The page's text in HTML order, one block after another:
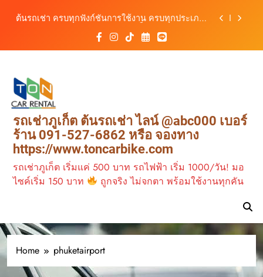
ต้นรถเช่า ครบทุกฟังก์ชันการใช้งาน ครบทุกประเภท
เช่ารถไฟฟ้าร้านต้นรถเช่า ทางเลือกใหม่ของการ
เที่ยวภูเก็ต ขับเงียบ ประหยัด และทันสมัย
เดินทางสะดวกทุกเส้นทาง
เช่ารถมอเตอร์ไซค์ภูเก็ต กับต้นรถเช่า เดินทาง
สะดวก ราคาประหยัด เริ่มต้นเพียง 150 บาท/วัน
ต้นรถเช่า ครบทุกฟังก์ชันการใช้งาน ครบทุกประเภท
รถ ตอบโจทย์ทุกการเดินทางในภูเก็ต
เช่ารถไฟฟ้าร้านต้นรถเช่า ทางเลือกใหม่ของการ
เที่ยวภูเก็ต ขับเงียบ ประหยัด และทันสมัย
รถเช่าภูเก็ต ต้นรถเช่า ไลน์ @abc000 เบอร์
ร้าน 091-527-6862 หรือ จองทาง
https://www.toncarbike.com
รถเช่าภูเก็ต เริ่มแค่ 500 บาท รถไฟฟ้า เริ่ม 1000/วัน! มอ
ไซค์เริ่ม 150 บาท
ถูกจริง ไม่จกตา พร้อมใช้งานทุกคัน
Home phuketairport